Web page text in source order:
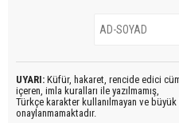
UYARI: Küfür, hakaret, rencide edici
içeren, imla kuralları ile yazılmamış,
Türkçe karakter kullanılmayan ve büyük
onaylanmamaktadır.